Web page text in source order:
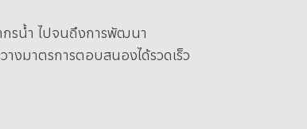
รน้ำ ไปจนถึงการพัฒนา
งมาตรการตอบสนองได้รวดเร็ว